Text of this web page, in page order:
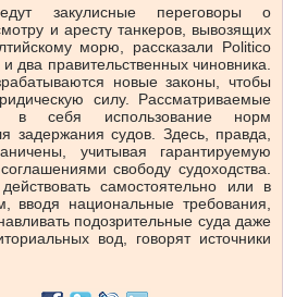
закулисные переговоры о
и аресту танкеров, вывозящих
морю, рассказали Politico
два правительственных чиновника.
новые законы, чтобы
силу. Рассматриваемые
в себя использование норм
задержания судов. Здесь, правда,
учитывая гарантируемую
свободу судоходства.
самостоятельно или в
вводя национальные требования,
подозрительные суда даже
вод, говорят источники